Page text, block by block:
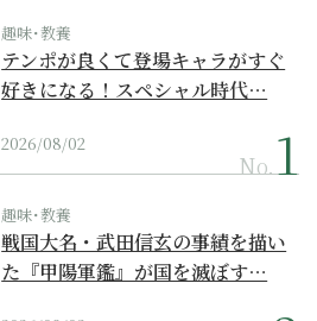
趣味･教養
テンポが良くて登場キャラがすぐ
好きになる！スペシャル時代…
2026/08/02
No.
趣味･教養
戦国大名・武田信玄の事績を描い
た『甲陽軍鑑』が国を滅ぼす…